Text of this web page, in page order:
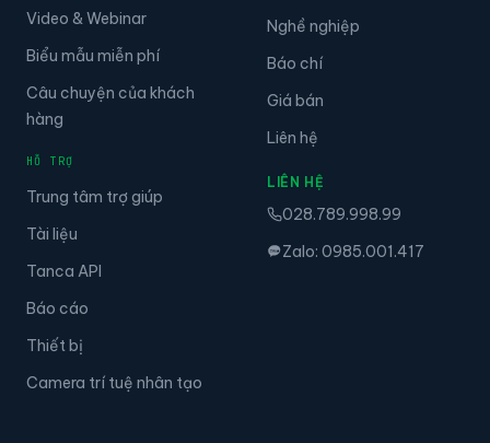
Video & Webinar
Biểu mẫu miễn phí
Câu chuyện của khách
hàng
HỖ TRỢ
Trung tâm trợ giúp
Tài liệu
Tanca API
Báo cáo
Thiết bị
Camera trí tuệ nhân tạo
Nghề nghiệp
Báo chí
Giá bán
Liên hệ
LIÊN HỆ
028.789.998.99
Zalo: 0985.001.417